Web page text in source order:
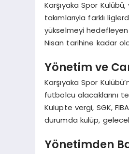
Karşıyaka Spor
takımlarıyla farklı
yükselmeyi hedefleyen
Nisan tarihine kadar
Yönetim ve
Karşıyaka Spor
futbolcu alacaklarını
Kulüpte vergi, SGK,
durumda kulüp,
Yönetimden